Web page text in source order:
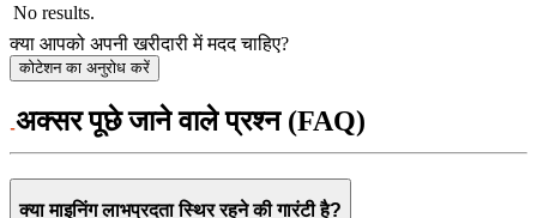
No results.
क्या आपको अपनी खरीदारी में मदद चाहिए?
कोटेशन का अनुरोध करें
अक्सर पूछे जाने वाले प्रश्न (FAQ)
क्या माइनिंग लाभप्रदता स्थिर रहने की गारंटी है?